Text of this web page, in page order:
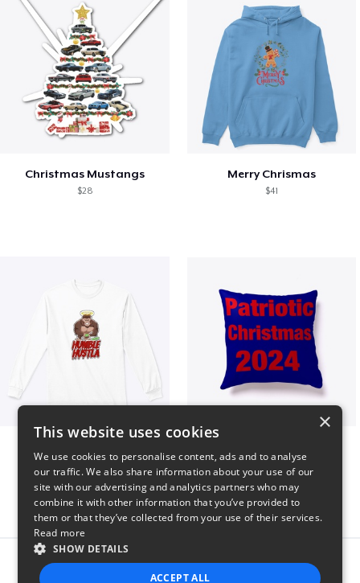
Christmas Mustangs
$28
Merry Chrismas
$41
Report this product
×
This website uses cookies
We use cookies to personalise content, ads and to analyse
our traffic. We also share information about your use of our
site with our advertising and analytics partners who may
combine it with other information that you’ve provided to
them or that they’ve collected from your use of their services.
Read more
SHOW DETAILS
ACCEPT ALL